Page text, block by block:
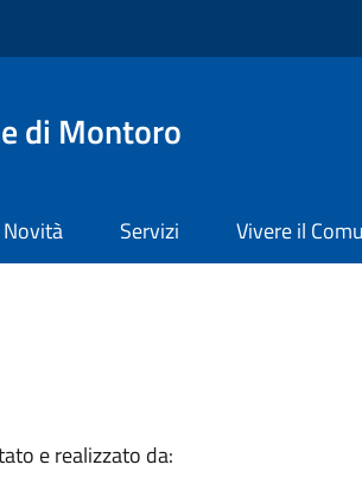
di Montoro
Novità Servizi Vivere il
e realizzato da: